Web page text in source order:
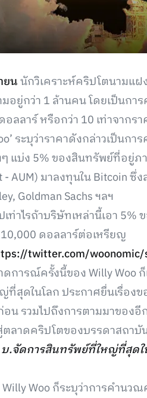
ยนนักวิเคราะห์คริปโตนามแฝ
ยู่กว่า 1 ล้านคน โดยเป็นกา
อลลาร์ หรือกว่า 10 เท่าจาก
ระบุว่าราคาดังกล่าวเป็น
แบ่ง 5% ของสินทรัพย์ที่อยู่ภ
- AUM) มาลงทุนใน Bitcoin ซึ่
Goldman Sachs ฯลฯ
เท่าไรถ้าบริษัทเหล่านี้เอา
ดอลลาร์ต่อเหรียญ
twitter.com/
การณ์ครั้งนี้ของ Willy Woo
สุดในโลก ประกาศยื่นเรื่อง
อน รวมไปถึงการตามมาขอ
ตลาดคริปโตของบรรดาสถา
บ.จัดการสินทรัพย์ที่ใหญ่ที่สุดใน
Woo ก็ระบุว่าการคำน